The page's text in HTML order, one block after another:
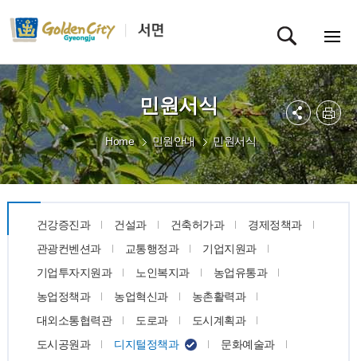
민원서식
Home 민원안내 민원서식
건강증진과 건설과 건축허가과
경제정책과
관광컨벤션과
교통행정과
기업지원과
기업투자지원과
노인복지과
농업유통과
농업정책과
농업혁신과
농촌활력과
대외소통협력관
도로과
도시계획과
도시공원과
디지털정책과
문화예술과